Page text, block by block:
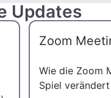
Updates
Zoom
Wie die Zoom
Spiel